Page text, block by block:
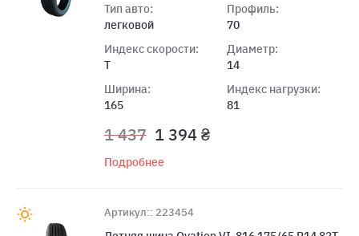
Тип авто:
легковой
Индекс скорости:
T
Ширина:
165
Профиль:
70
Диаметр:
14
Индекс нагрузки:
81
1 437 1 394 ₴
Подробнее
Артикул:: 223454